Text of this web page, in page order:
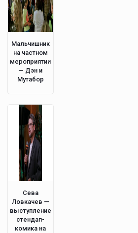
Мальчишник
на частном
мероприятии
— Дэн и
Мутабор
Сева
Ловкачев —
выступление
стендап-
комика на